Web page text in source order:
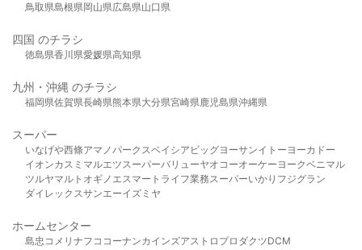
鳥取県島根県岡山県広島県山口県
四国 のチラシ
徳島県香川県愛媛県高知県
九州・沖縄 のチラシ
福岡県佐賀県長崎県熊本県大分県宮崎県鹿児島県沖縄県
スーパー
いなげや西條アマノパークスベイシア ビッグヨーサンイトーヨーカドー
イオンカスミ マルエツスーパーバリューヤオコーオーケー ヨークベニマル
ツルヤマルト オギノ エスマート ライフ業務スーパーいかり フジグラン
ダイレックスサンエーイズミヤ
ホームセンター
島忠 コメリ ナフコ コーナンカインズアストロプロダクツDCM